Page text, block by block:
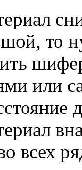
то
или
всех